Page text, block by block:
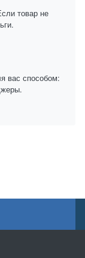
товар не
вас способом: